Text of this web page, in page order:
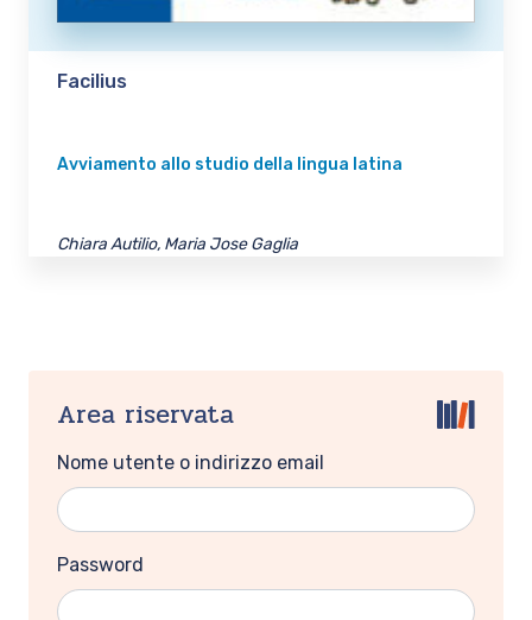
Facilius
Avviamento allo studio della lingua latina
Chiara Autilio, Maria Jose Gaglia
Area riservata
Nome utente o indirizzo email
Password